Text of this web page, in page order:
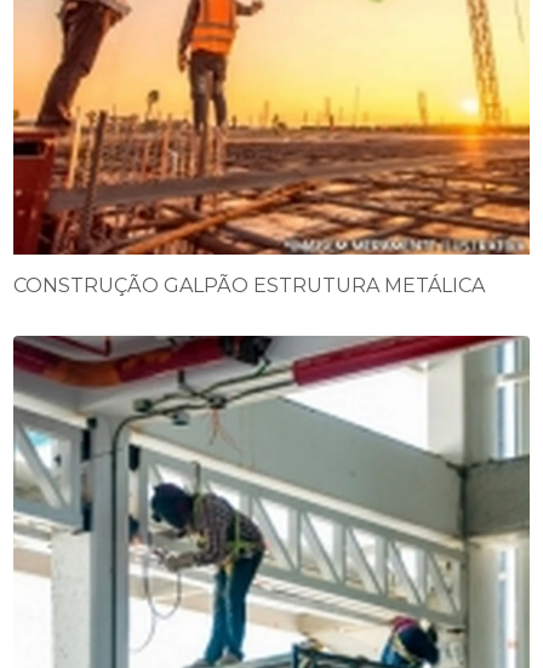
CONSTRUÇÃO GALPÃO ESTRUTURA METÁLICA